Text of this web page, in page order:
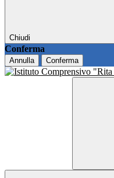
Chiudi
Conferma
Annulla Conferma